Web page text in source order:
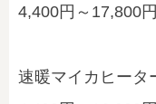
4,400円～17,800円
速暖マイカヒータ